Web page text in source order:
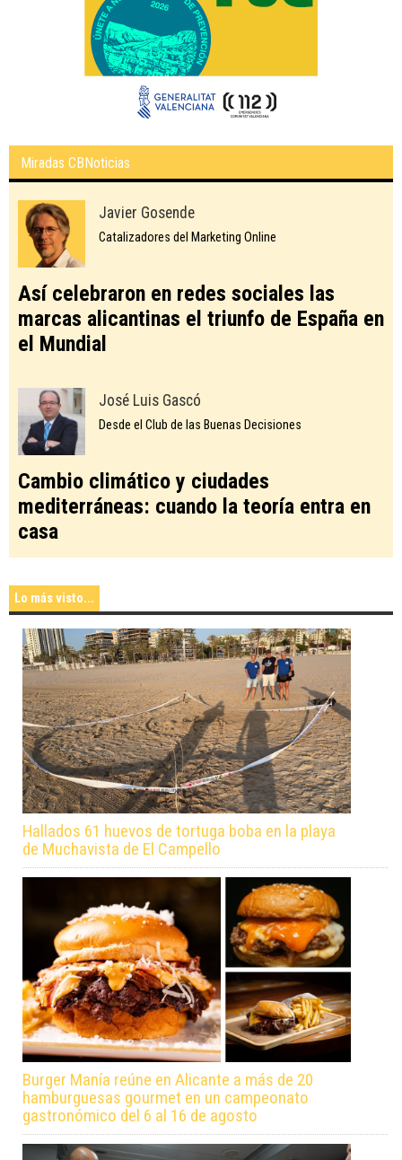
Miradas CBNoticias
Javier Gosende
Catalizadores del Marketing Online
Así celebraron en redes sociales las
marcas alicantinas el triunfo de España en
el Mundial
José Luis Gascó
Desde el Club de las Buenas Decisiones
Cambio climático y ciudades
mediterráneas: cuando la teoría entra en
casa
Lo más visto...
Hallados 61 huevos de tortuga boba en la playa
de Muchavista de El Campello
Burger Manía reúne en Alicante a más de 20
hamburguesas gourmet en un campeonato
gastronómico del 6 al 16 de agosto